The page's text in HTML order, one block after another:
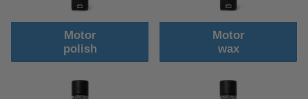
Motor
polish
Motor
wax